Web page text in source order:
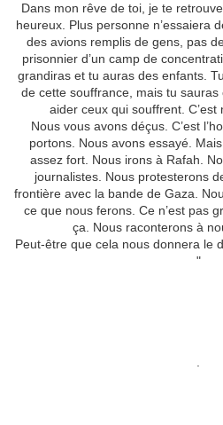
Dans mon rêve de toi, je te
heureux. Plus personne n’essaiera
des avions remplis de gens, pas
prisonnier d’un camp de
grandiras et tu auras des enfants.
de cette souffrance, mais tu sauras
aider ceux qui souffrent. C’est
Nous vous avons déçus. C’est
portons. Nous avons essayé.
assez fort. Nous irons à Rafah.
journalistes. Nous protesterons
frontière avec la bande de Gaza.
ce que nous ferons. Ce n’est pas
ça. Nous raconterons à
Peut-être que cela nous donnera le
"